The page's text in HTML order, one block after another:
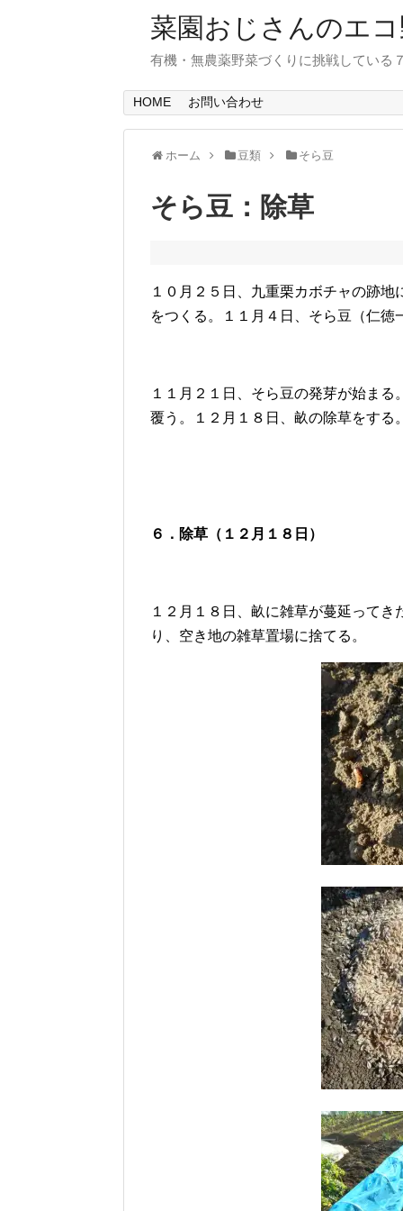
菜園おじさんのエ
有機・無農薬野菜づくりに挑戦している
HOME お問い合わせ
ホーム 豆類 そら豆
そら豆：除草
１０月２５日、九重栗カボチャの跡
をつくる。１１月４日、そら豆（仁徳
１１月２１日、そら豆の発芽が始ま
覆う。１２月１８日、畝の除草をする
６．除草（１２月１８日）
１２月１８日、畝に雑草が蔓延って
り、空き地の雑草置場に捨てる。